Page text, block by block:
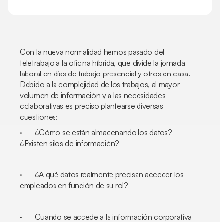
Con la nueva normalidad hemos pasado del
teletrabajo a la oficina híbrida, que divide la jornada
laboral en días de trabajo presencial y otros en casa.
Debido a la complejidad de los trabajos, al mayor
volumen de información y a las necesidades
colaborativas es preciso plantearse diversas
cuestiones:
· ¿Cómo se están almacenando los datos?
¿Existen silos de información?
· ¿A qué datos realmente precisan acceder los
empleados en función de su rol?
· Cuando se accede a la información corporativa